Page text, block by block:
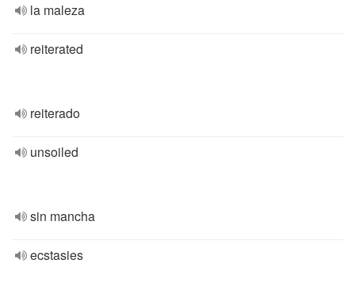
la maleza
reiterated
reiterado
unsoiled
sin mancha
ecstasies